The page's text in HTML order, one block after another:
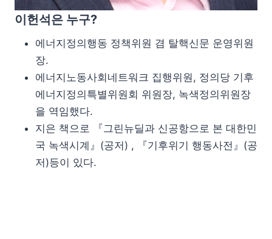
이헌석은 누구?
에너지정의행동 정책위원 겸 탈핵신문 운영위원
장.
에너지노동사회네트워크 집행위원, 정의당 기후
에너지정의특별위원회 위원장, 녹색정의위원장
을 역임했다.
지은 책으로 『그린뉴딜과 신공항으로 본 대한민
국 녹색시계』(공저) , 『기후위기 행동사전』(공
저)등이 있다.